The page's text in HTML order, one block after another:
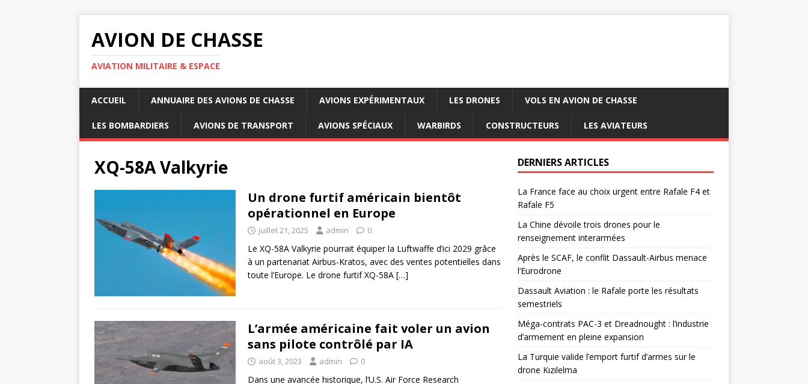
AVION DE CHASSE
AVIATION MILITAIRE & ESPACE
ACCUEIL ANNUAIRE DES AVIONS DE CHASSE AVIONS EXPÉRIMENTAUX LES DRONES VOLS EN AVION DE CHASSE
LES BOMBARDIERS AVIONS DE TRANSPORT AVIONS SPÉCIAUX WARBIRDS CONSTRUCTEURS LES AVIATEURS
XQ-58A Valkyrie
Un drone furtif américain bientôt
opérationnel en Europe
juillet 21, 2025 admin 0
Le XQ-58A Valkyrie pourrait équiper la Luftwaffe d’ici 2029 grâce
à un partenariat Airbus-Kratos, avec des ventes potentielles dans
toute l’Europe. Le drone furtif XQ-58A […]
L’armée américaine fait voler un avion
sans pilote contrôlé par IA
août 3, 2023 admin 0
Dans une avancée historique, l’U.S. Air Force Research
DERNIERS ARTICLES
La France face au choix urgent entre Rafale F4 et
Rafale F5
La Chine dévoile trois drones pour le
renseignement interarmées
Après le SCAF, le conflit Dassault-Airbus menace
l’Eurodrone
Dassault Aviation : le Rafale porte les résultats
semestriels
Méga-contrats PAC-3 et Dreadnought : l’industrie
d’armement en pleine expansion
La Turquie valide l’emport furtif d’armes sur le
drone Kızılelma